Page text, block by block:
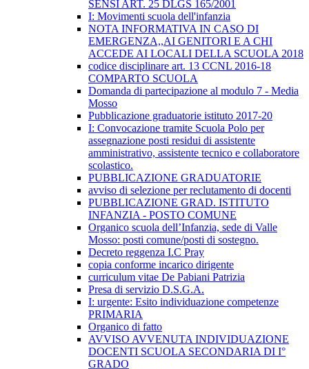
SENSI ART. 25 DLGS 165/2001
I: Movimenti scuola dell'infanzia
NOTA INFORMATIVA IN CASO DI
EMERGENZA,,AI GENITORI E A CHI
ACCEDE AI LOCALI DELLA SCUOLA 2018
codice disciplinare art. 13 CCNL 2016-18
COMPARTO SCUOLA
Domanda di partecipazione al modulo 7 - Media
Mosso
Pubblicazione graduatorie istituto 2017-20
I: Convocazione tramite Scuola Polo per
assegnazione posti residui di assistente
amministrativo, assistente tecnico e collaboratore
scolastico.
PUBBLICAZIONE GRADUATORIE
avviso di selezione per reclutamento di docenti
PUBBLICAZIONE GRAD. ISTITUTO
INFANZIA - POSTO COMUNE
Organico scuola dell’Infanzia, sede di Valle
Mosso: posti comune/posti di sostegno.
Decreto reggenza I.C Pray
copia conforme incarico dirigente
curriculum vitae De Pabiani Patrizia
Presa di servizio D.S.G.A.
I: urgente: Esito individuazione competenze
PRIMARIA
Organico di fatto
AVVISO AVVENUTA INDIVIDUAZIONE
DOCENTI SCUOLA SECONDARIA DI I°
GRADO